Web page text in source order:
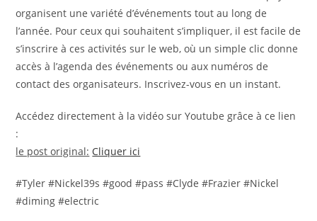
organisent une variété d’événements tout au long de
l’année. Pour ceux qui souhaitent s’impliquer, il est facile de
s’inscrire à ces activités sur le web, où un simple clic donne
accès à l’agenda des événements ou aux numéros de
contact des organisateurs. Inscrivez-vous en un instant.
Accédez directement à la vidéo sur Youtube grâce à ce lien
:
le post original: Cliquer ici
#Tyler #Nickel39s #good #pass #Clyde #Frazier #Nickel
#diming #electric